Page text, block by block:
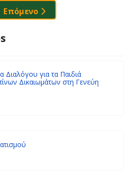
Δέκα Εντολές Που Ανήκουν
Επόμενο Άρθρο: Συμμετοχή
Επόμενο
Διαλόγου για τα Παιδιά
Δικαιωμάτων στη Γενεύη